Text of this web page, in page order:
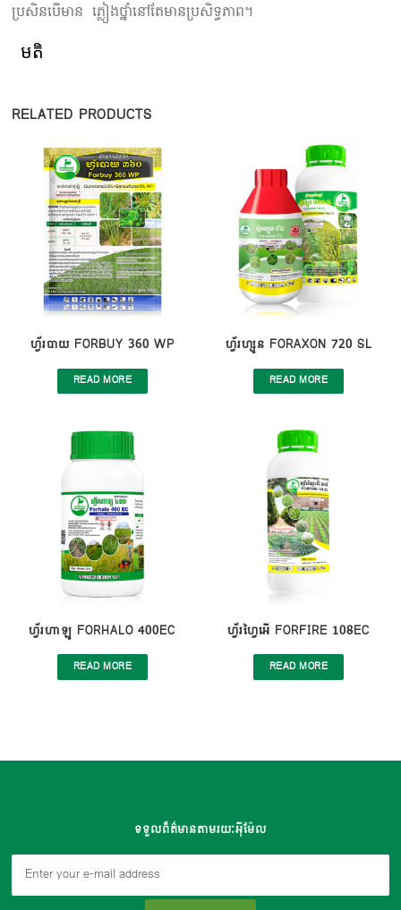
ប្រសិនបើមាន ភ្លៀងថ្នាំនៅតែមានប្រសិទ្ធភាព។
មតិ
RELATED PRODUCTS
ហ្វ័របាយ FORBUY 360 WP
READ MORE
ហ្វ័រហ្សូន FORAXON 720 SL
READ MORE
ហ្វ័រហាឡូ FORHALO 400EC
READ MORE
ហ្វ័រហ្វៃអើ FORFIRE 108EC
READ MORE
ទទួលព៏ត៌មានតាមរយៈអុីម៉ែល